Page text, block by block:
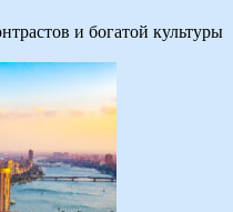
и богатой культуры